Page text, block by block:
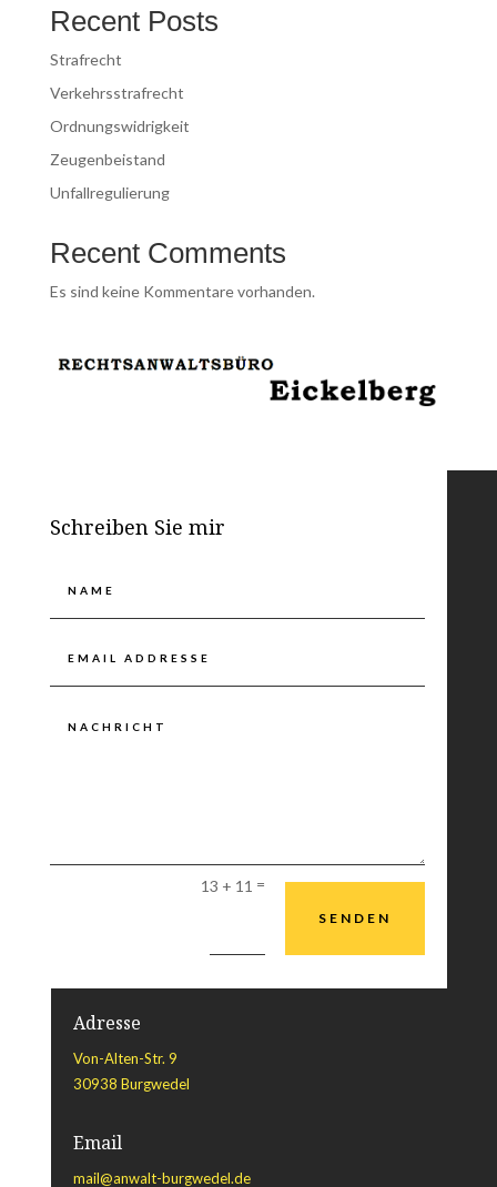
Recent Posts
Strafrecht
Verkehrsstrafrecht
Ordnungswidrigkeit
Zeugenbeistand
Unfallregulierung
Recent Comments
Es sind keine Kommentare vorhanden.
Schreiben Sie mir
13 + 11 =
SENDEN
Adresse
Von-Alten-Str. 9
30938 Burgwedel
Email
mail@anwalt-burgwedel.de